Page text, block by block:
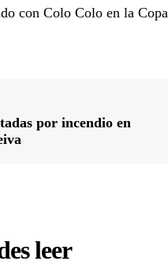
con Colo Colo en la Copa
por incendio en
leer